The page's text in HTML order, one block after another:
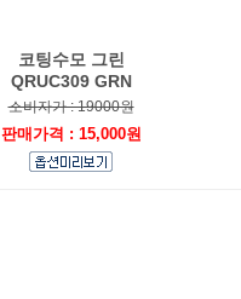
코팅수모 그린
QRUC309 GRN
소비자가 : 19000원
판매가격 : 15,000원